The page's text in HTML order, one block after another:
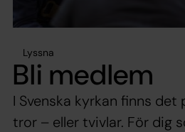
Lyssna
Bli medlem
I Svenska kyrkan finns
tror – eller tvivlar. För dig